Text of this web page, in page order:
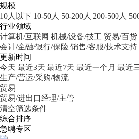
规模
10人以下 10-50人 50-200人 200-500人
行业领域
计算机/互联网 机械/设备/技工 贸易/百货
会计/金融/银行/保险 销售/客服/技术支持
更新时间
今天 最近3天 最近7天 最近一个月 最近
生产/营运/采购/物流
贸易
贸易/进出口经理/主管
清空筛选条件
综合排序
急聘专区